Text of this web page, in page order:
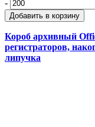
-
Добавить в корзину
Короб архивный
регистраторов,
липучка